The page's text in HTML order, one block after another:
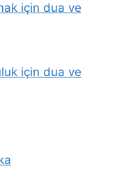
için dua ve
için dua ve